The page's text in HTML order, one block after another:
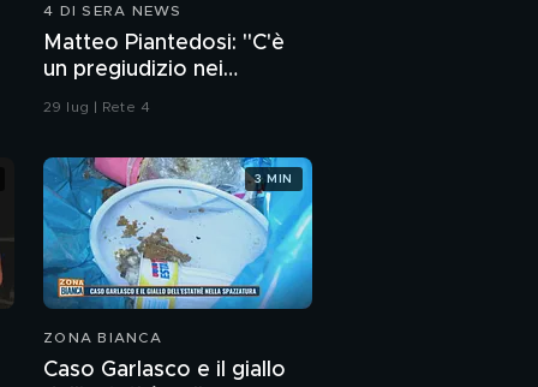
4 DI SERA NEWS
Matteo Piantedosi: "C'è
un pregiudizio nei
confronti della polizia"
29 lug | Rete 4
ZONA BIANCA
Caso Garlasco e il giallo
3 MIN